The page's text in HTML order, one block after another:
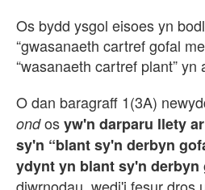
Os bydd ysgol eisoes yn
“gwasanaeth cartref gofal
“wasanaeth cartref plant” yn
O dan baragraff 1(3A)
ondosyw'n darparu llety
sy'n “blant sy'n derbyn
ydynt yn blant sy'n derbyn